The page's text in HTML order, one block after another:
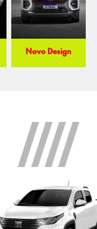
Novo Design